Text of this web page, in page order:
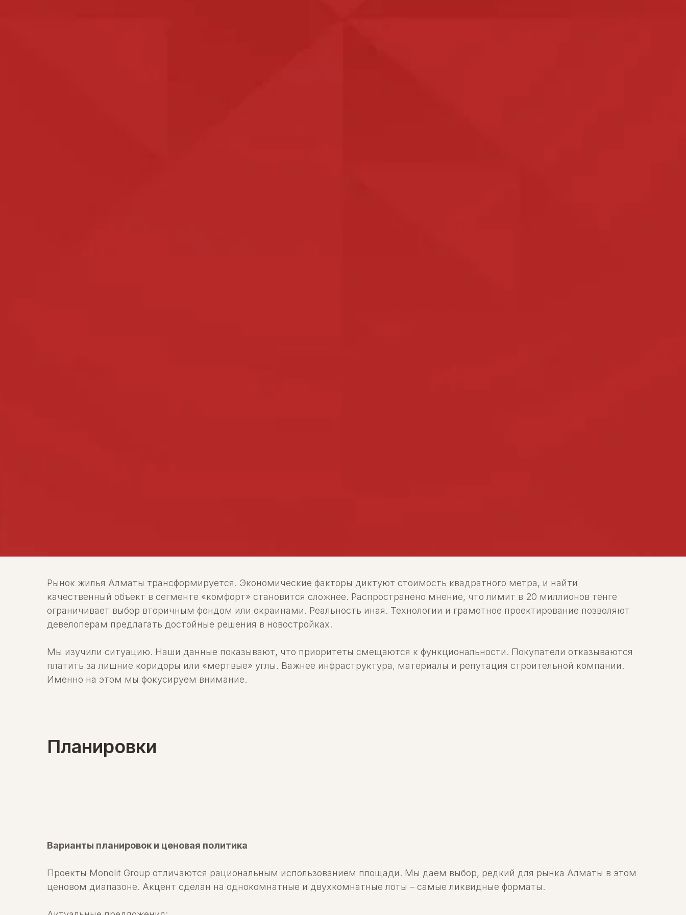
Рынок жилья Алматы трансформируется. Экономические факторы диктуют стоимость квадратного метра, и найти
качественный объект в сегменте «комфорт» становится сложнее. Распространено мнение, что лимит в 20 миллионов тенге
ограничивает выбор вторичным фондом или окраинами. Реальность иная. Технологии и грамотное проектирование позволяют
девелоперам предлагать достойные решения в новостройках.
Мы изучили ситуацию. Наши данные показывают, что приоритеты смещаются к функциональности. Покупатели отказываются
платить за лишние коридоры или «мертвые» углы. Важнее инфраструктура, материалы и репутация строительной компании.
Именно на этом мы фокусируем внимание.
Планировки
Варианты планировок и ценовая политика
Проекты Monolit Group отличаются рациональным использованием площади. Мы даем выбор, редкий для рынка Алматы в этом
ценовом диапазоне. Акцент сделан на однокомнатные и двухкомнатные лоты – самые ликвидные форматы.